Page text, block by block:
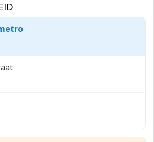
het bekend als het Gele Gebouw:
met een flexibel in te
gebied dat de komende jaren
een overwegend monofunctioneel
een gemengde stadswijk, waarin
bedrijvigheid samenkomen.
jaar te vermeerderen met
van